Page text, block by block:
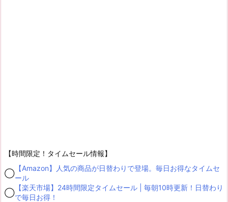
【時間限定！タイムセール情報】
◯
【Amazon】人気の商品が日替わりで登場。毎日お得なタイムセ
ール
◯
【楽天市場】24時間限定タイムセール | 毎朝10時更新！日替わり
で毎日お得！